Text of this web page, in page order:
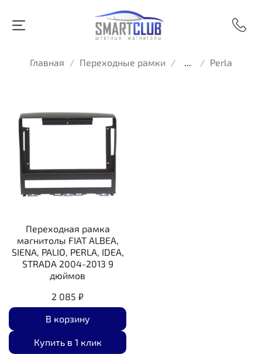
Главная Переходные рамки ... Perla
Переходная рамка
магнитолы FIAT ALBEA,
SIENA, PALIO, PERLA, IDEA,
STRADA 2004-2013 9
дюймов
2 085 ₽
В корзину
Купить в 1 клик